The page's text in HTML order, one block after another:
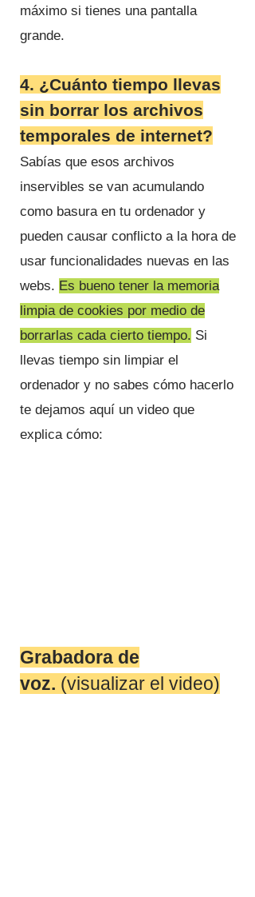
máximo si tienes una pantalla
grande.
4. ¿Cuánto tiempo llevas
sin borrar los archivos
temporales de internet?
Sabías que esos archivos
inservibles se van acumulando
como basura en tu ordenador y
pueden causar conflicto a la hora de
usar funcionalidades nuevas en las
webs. Es bueno tener la memoria
limpia de cookies por medio de
borrarlas cada cierto tiempo. Si
llevas tiempo sin limpiar el
ordenador y no sabes cómo hacerlo
te dejamos aquí un video que
explica cómo:
Grabadora de
voz. (visualizar el video)